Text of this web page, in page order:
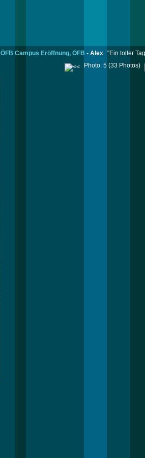
ÖFB Campus Eröffnung, ÖFB - Alex
"Ein toller
Photo: 5 (33 Photos)